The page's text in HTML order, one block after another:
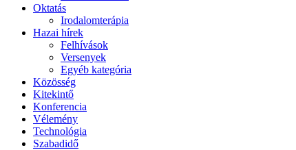
Oktatás
Irodalomterápia
Hazai hírek
Felhívások
Versenyek
Egyéb kategória
Közösség
Kitekintő
Konferencia
Vélemény
Technológia
Szabadidő